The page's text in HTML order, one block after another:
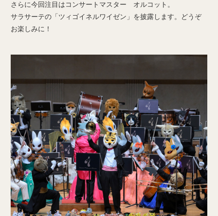
さらに今回注目はコンサートマスター オルコット。
サラサーテの「ツィゴイネルワイゼン」を披露します。どうぞ
お楽しみに！